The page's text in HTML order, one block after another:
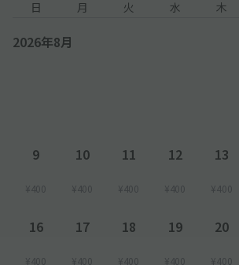
日 月 火 水 木
2026年8月
9
¥400
10
¥400
11
¥400
12
¥400
13
¥400
16
¥400
17
¥400
18
¥400
19
¥400
20
¥400